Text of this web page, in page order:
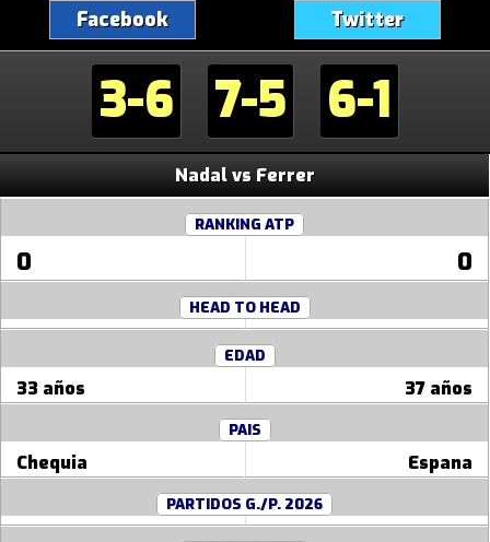
Nadal vs Ferrer
RANKING ATP
0 0
HEAD TO HEAD
EDAD
33 años 37 años
PAIS
Chequia Espana
PARTIDOS G./P. 2026
Facebook Twitter
3-6 7-5 6-1